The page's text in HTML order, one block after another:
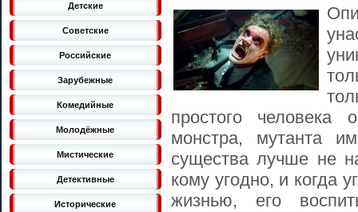
Детские
Советские
Российские
Зарубежные
Комедийные
Молодёжные
Мистические
Детективные
Исторические
простого человека
монстра, мутанта
существа лучше не
кому угодно, и когда
жизнью, его